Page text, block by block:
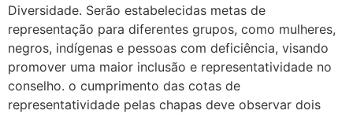
Diversidade. Serão estabelecidas metas de
representação para diferentes grupos, como mulheres,
negros, indígenas e pessoas com deficiência, visando
promover uma maior inclusão e representatividade no
conselho. o cumprimento das cotas de
representatividade pelas chapas deve observar dois